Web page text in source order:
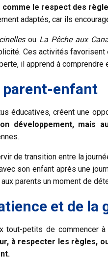
le respect des
adaptés, car ils
ou La Pêche aux
Ces activités
il apprend à
parent-enfant
éducatives, créent une
développement, mais
de transition entre la
son enfant après une
parents un moment de
et de
tout-petits de commencer
à respecter les règles,